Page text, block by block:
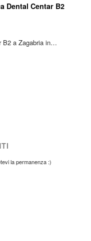
Dental Centar B2
B2 a Zagabria in…
la permanenza :)